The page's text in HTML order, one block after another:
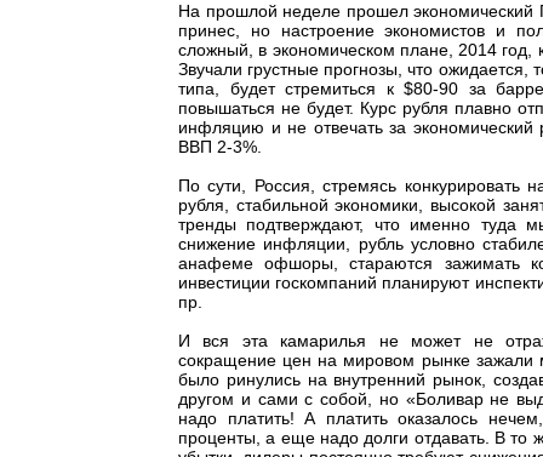
На прошлой неделе прошел экономический
принес, но настроение экономистов и
сложный, в экономическом плане, 2014
Звучали грустные прогнозы, что
типа, будет стремиться к $80-90 за
повышаться не будет. Курс рубля плавно
инфляцию и не отвечать за
ВВП 2-3%.
По сути, Россия, стремясь конкурировать
рубля, стабильной экономики, высокой
тренды подтверждают, что именно туда
снижение инфляции, рубль условно
анафеме офшоры, стараются зажимать
инвестиции госкомпаний планируют
пр.
И вся эта камарилья не может не
сокращение цен на мировом рынке зажали
было ринулись на внутренний рынок,
другом и сами с собой, но «Боливар не
надо платить! А платить оказалось
проценты, а еще надо долги отдавать. В